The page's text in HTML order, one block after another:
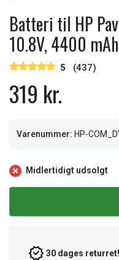
Batteri til HP
10.8V, 4400 mAh
5 (437)
319 kr.
Varenummer: HP-
Midlertidigt udsolgt
30 dages returret!